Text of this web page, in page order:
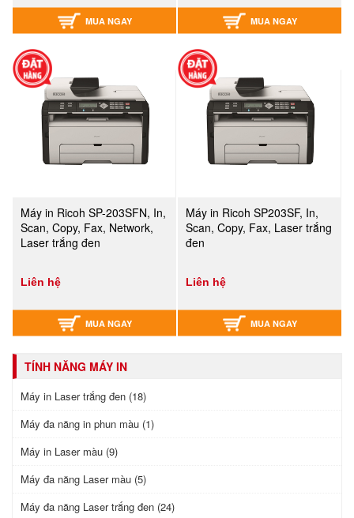
MUA NGAY MUA NGAY
Máy in Ricoh SP-203SFN, In,
Scan, Copy, Fax, Network,
Laser trắng đen
Liên hệ
MUA NGAY
Máy in Ricoh SP203SF, In,
Scan, Copy, Fax, Laser trắng
đen
Liên hệ
MUA NGAY
TÍNH NĂNG MÁY IN
Máy in Laser trắng đen (18)
Máy đa năng in phun màu (1)
Máy in Laser màu (9)
Máy đa năng Laser màu (5)
Máy đa năng Laser trắng đen (24)